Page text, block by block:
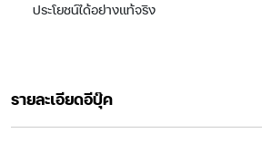
ประโยชน์ได้อย่างแท้จริง
รายละเอียดอีบุ๊ค